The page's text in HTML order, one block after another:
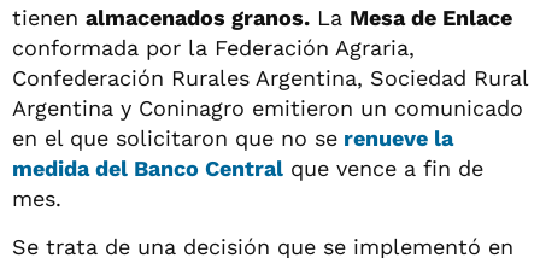
tienen almacenados granos. La Mesa de Enlace
conformada por la Federación Agraria,
Confederación Rurales Argentina, Sociedad Rural
Argentina y Coninagro emitieron un comunicado
en el que solicitaron que no se renueve la
medida del Banco Central que vence a fin de
mes.
Se trata de una decisión que se implementó en